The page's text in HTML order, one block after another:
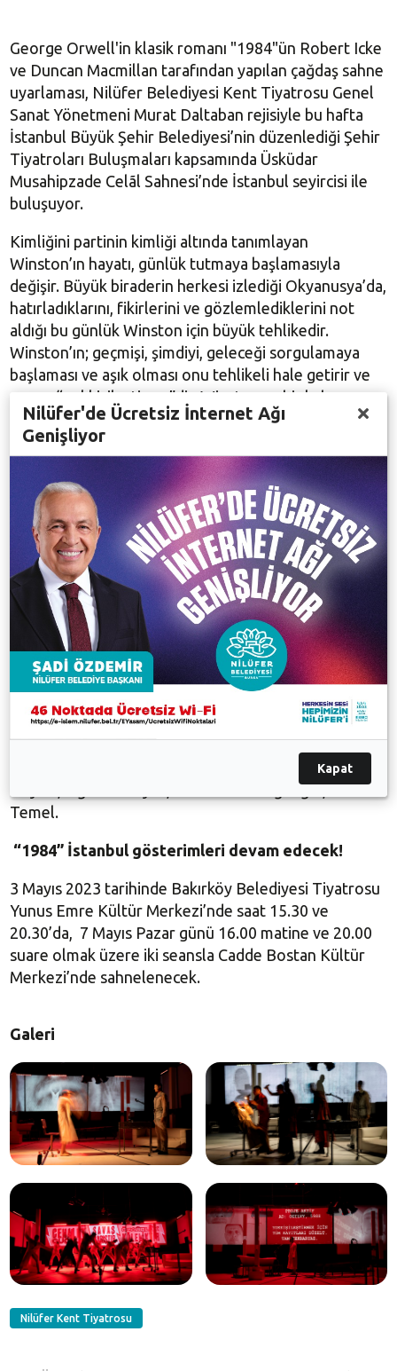
George Orwell'in klasik romanı "1984"ün Robert Icke
ve Duncan Macmillan tarafından yapılan çağdaş sahne
uyarlaması, Nilüfer Belediyesi Kent Tiyatrosu Genel
Sanat Yönetmeni Murat Daltaban rejisiyle bu hafta
İstanbul Büyük Şehir Belediyesi’nin düzenlediği Şehir
Tiyatroları Buluşmaları kapsamında Üsküdar
Musahipzade Celãl Sahnesi’nde İstanbul seyircisi ile
buluşuyor.
Kimliğini partinin kimliği altında tanımlayan
Winston’ın hayatı, günlük tutmaya başlamasıyla
değişir. Büyük biraderin herkesi izlediği Okyanusya’da,
hatırladıklarını, fikirlerini ve gözlemlediklerini not
aldığı bu günlük Winston için büyük tehlikedir.
Winston’ın; geçmişi, şimdiyi, geleceği sorgulamaya
başlaması ve aşık olması onu tehlikeli hale getirir ve
cezası “yokkişileştirme”dir. Winston ya bir kahraman
olacaktır ya da “yokkişi”.
George Orwell’ın, bireyselliğin ve insan haklarının
tamamen yok edildiği, zihnin kontrol altına alındığı,
insanların makineleşmiş kitlelere dönüştürüldüğü
totaliter bir dünya düzenini, inanılmaz bir hayal
gücüyle anlattığı romanından Robert Icke ve Duncan
McMillan’ın uyarladığı, Ayberk Erkay’ın çevirdiği 1984
oyunu NKT genel Sanat Yönetmeni Murat Daltaban
yönetti.
Oyun müziklerini Oğuz Kaplangı’nın yaptığı 1984’ün
Sahne Tasarımı Burak Etöz ve Cem Yılmazer’e, Işık
Tasarımı Cem Yılmazer’e, Koreografi Tan Temel’e,
Kostüm Tasarımı Tomris Kuzu’ya ve Video Tasarım ve
Operasyonu Okan Temizarabacı’ya ait… Oyunda yer
alan NKT oyuncuları; Adem Mülazim, Gizem Güçlü,
Barış Ayas, Batuhan Pamukçu, Gökhan Kum, Mert
Tiryaki, Oğuzhan Ayaz, Pınar Hande Ağaoğlu, Cihat
Temel.
“1984” İstanbul gösterimleri devam edecek!
3 Mayıs 2023 tarihinde Bakırköy Belediyesi Tiyatrosu
Yunus Emre Kültür Merkezi’nde saat 15.30 ve
20.30’da, 7 Mayıs Pazar günü 16.00 matine ve 20.00
suare olmak üzere iki seansla Cadde Bostan Kültür
Merkezi’nde sahnelenecek.
Galeri
Nilüfer Kent Tiyatrosu
Nilüfer'de Ücretsiz İnternet Ağı
Genişliyor
Kapat